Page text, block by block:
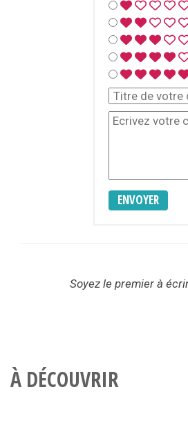
ENVOYER
Soyez le premier à
À DÉCOUVRIR